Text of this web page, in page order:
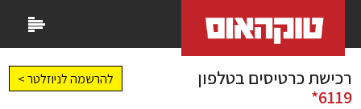
רכישת כרטיסים בטלפון
6119*
להרשמה לניוזלטר >